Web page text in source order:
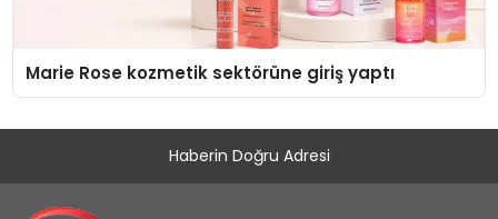
Marie Rose kozmetik sektörüne giriş yaptı
Haberin Doğru Adresi